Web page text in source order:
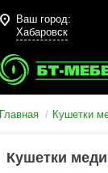
Ваш город:
Хабаровск
Главная Кушетки
Кушетки